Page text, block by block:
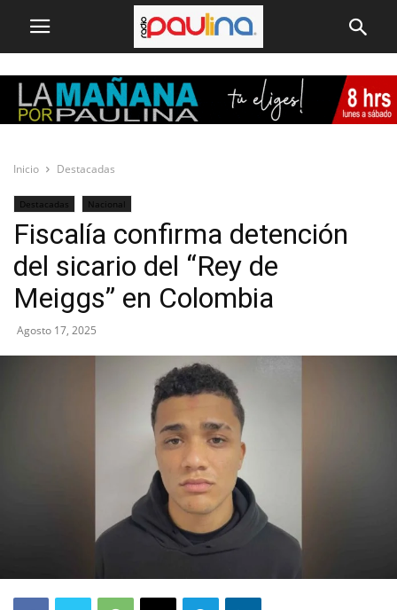
Inicio Destacadas
Destacadas Nacional
Fiscalía confirma detención
del sicario del “Rey de
Meiggs” en Colombia
Agosto 17, 2025